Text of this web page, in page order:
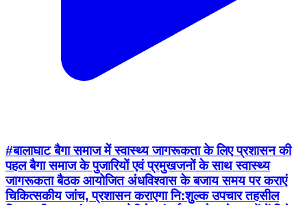
#बालाघाट बैगा समाज में स्वास्थ्य जागरूकता के लिए प्रशासन की
पिछड़ी जनजाति बैगा समुदाय के लोगों के बीच स्वास्थ्य जागरूकता
बढ़ाने के लिए जिला प्रशासन द्वारा निरंतर प्रयास किए जा रहे हैं।
बीमारी की स्थिति में अस्पताल जाकर चिकित्सकीय जांच एवं उपचार
कराने के बजाय पंडा-पुजारियों के माध्यम से उपचार कराने की